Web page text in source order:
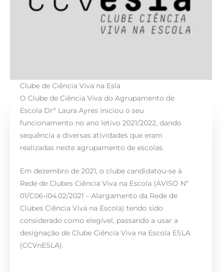
Clube de Ciência Viva na Esla
O Clube de Ciência Viva do Agrupamento de
Escola Drª Laura Ayres iniciou o seu
funcionamento no ano letivo 2021/2022, dando
sequência a diversas atividades que eram
realizadas neste agrupamento de escolas.
Em dezembro de 2021, o clube candidatou-se à
Rede de Clubes Ciência Viva na Escola (AVISO Nº
01/C06-i04.02/2021 – Alargamento da Rede de
Clubes Ciência Viva na Escola) tendo sido
considerado como elegível, passando a usar a
designação de Clube Ciência Viva na Escola ESLA
(CCVnESLA).